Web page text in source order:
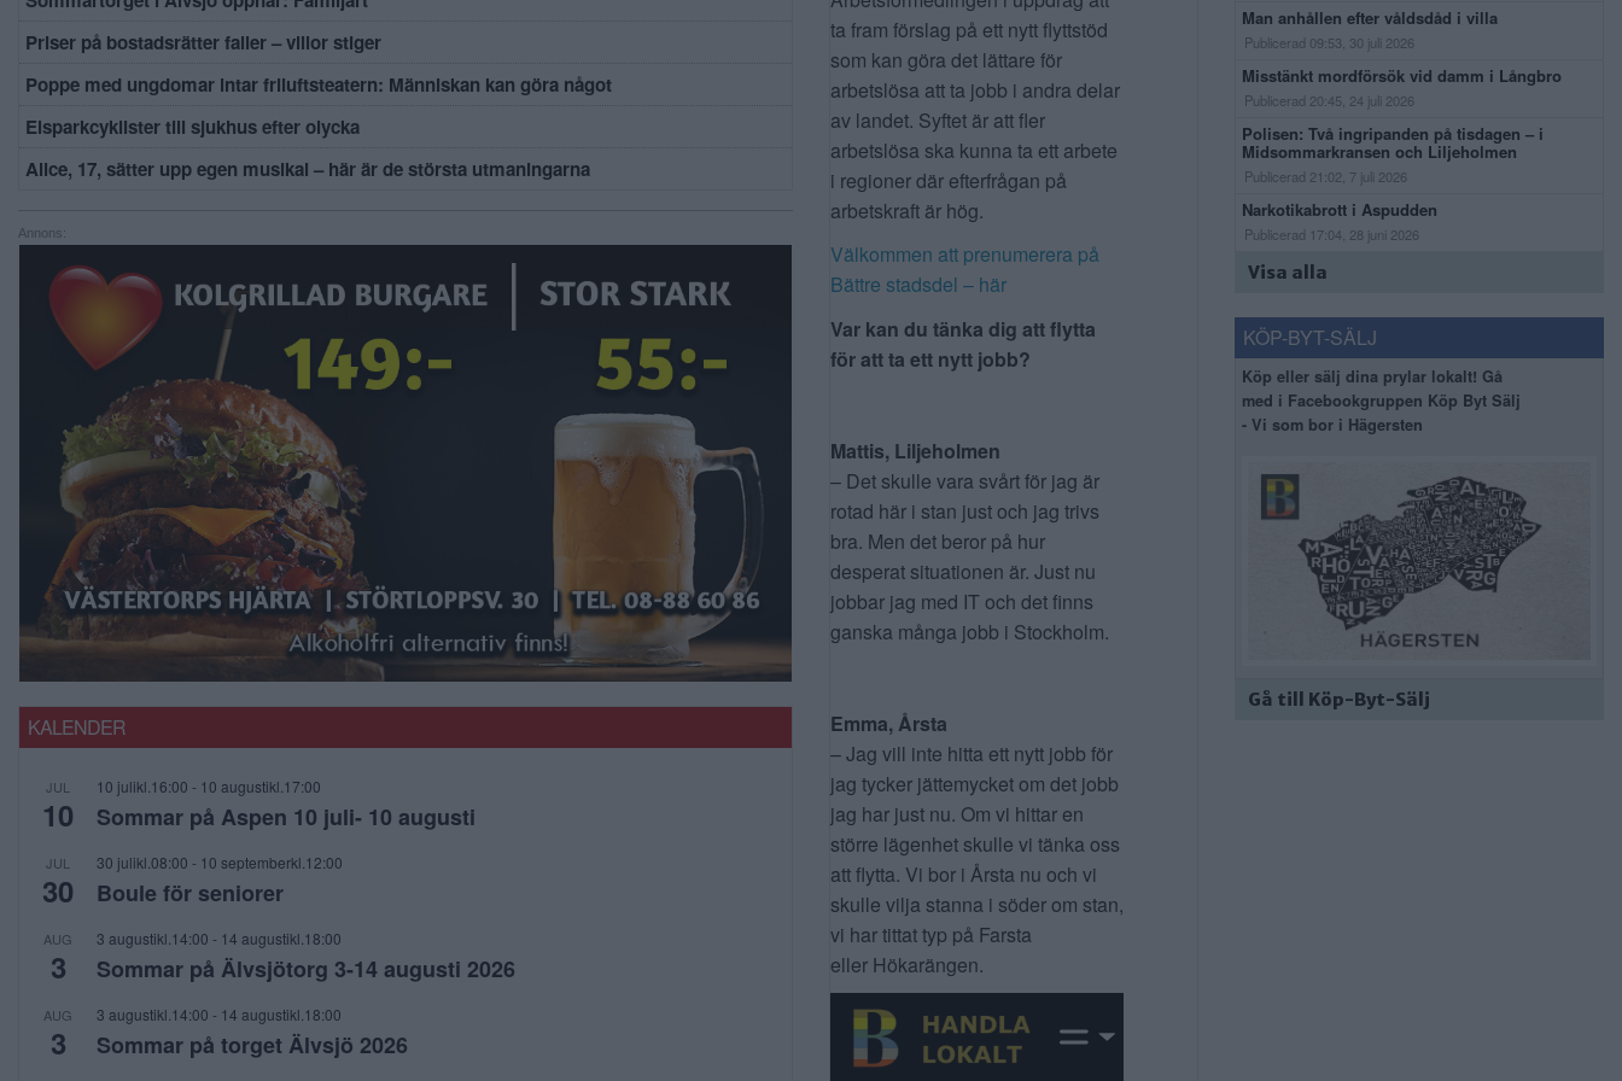
Priser på bostadsrätter faller – villor stiger
Poppe med ungdomar intar friluftsteatern: Människan kan göra något
Elsparkcyklister till sjukhus efter olycka
Alice, 17, sätter upp egen musikal – här är de största utmaningarna
Annons:
KALENDER
JUL
10
10 julikl.16:00 - 10 augustikl.17:00
Sommar på Aspen 10 juli- 10 augusti
JUL
30
30 julikl.08:00 - 10 septemberkl.12:00
Boule för seniorer
AUG
3
3 augustikl.14:00 - 14 augustikl.18:00
Sommar på Älvsjötorg 3-14 augusti 2026
AUG
3
3 augustikl.14:00 - 14 augustikl.18:00
Sommar på torget Älvsjö 2026
ta fram förslag på ett nytt flyttstöd
som kan göra det lättare för
arbetslösa att ta jobb i andra delar
av landet. Syftet är att fler
arbetslösa ska kunna ta ett arbete
i regioner där efterfrågan på
arbetskraft är hög.
Välkommen att prenumerera på
Bättre stadsdel – här
Var kan du tänka dig att flytta
för att ta ett nytt jobb?
Mattis, Liljeholmen
– Det skulle vara svårt för jag är
rotad här i stan just och jag trivs
bra. Men det beror på hur
desperat situationen är. Just nu
jobbar jag med IT och det finns
ganska många jobb i Stockholm.
Emma, Årsta
– Jag vill inte hitta ett nytt jobb för
jag tycker jättemycket om det jobb
jag har just nu. Om vi hittar en
större lägenhet skulle vi tänka oss
att flytta. Vi bor i Årsta nu och vi
skulle vilja stanna i söder om stan,
vi har tittat typ på Farsta
eller Hökarängen.
Man anhållen efter våldsdåd i villa
Publicerad 09:53, 30 juli 2026
Misstänkt mordförsök vid damm i Långbro
Publicerad 20:45, 24 juli 2026
Polisen: Två ingripanden på tisdagen – i
Midsommarkransen och Liljeholmen
Publicerad 21:02, 7 juli 2026
Narkotikabrott i Aspudden
Publicerad 17:04, 28 juni 2026
Visa alla
KÖP-BYT-SÄLJ
Köp eller sälj dina prylar lokalt! Gå
med i Facebookgruppen Köp Byt Sälj
- Vi som bor i Hägersten
Gå till Köp-Byt-Sälj